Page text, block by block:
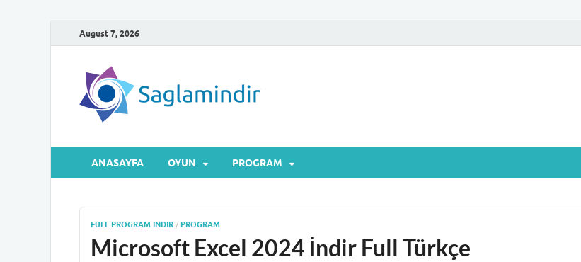
August 7, 2026
ANASAYFA OYUN PROGRAM
FULL PROGRAM INDIR / PROGRAM
Microsoft Excel 2024 İndir Full Türkçe